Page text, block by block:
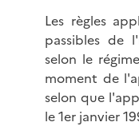
Les règles
passibles de
selon le
moment de
selon que
le 1er janvier